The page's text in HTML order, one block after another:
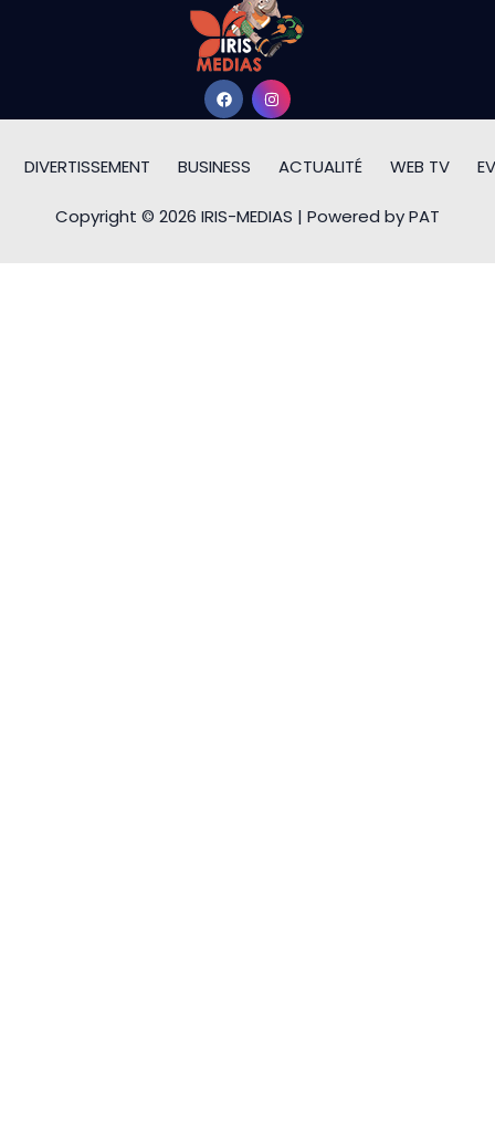
DIVERTISSEMENT BUSINESS ACTUALITÉ WEB TV
Copyright © 2026 IRIS-MEDIAS | Powered by PAT